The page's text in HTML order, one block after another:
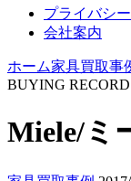
プライバシ
会社案内
ホーム家具買取事
BUYING RECORD
Miele/ミ